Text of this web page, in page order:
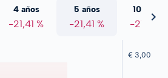
4 años
-21,41 %
5 años
-21,41 %
10 años
-21,41 %